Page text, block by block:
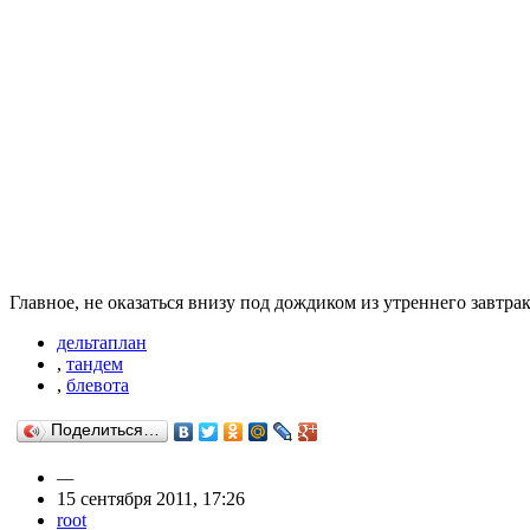
Главное, не оказаться внизу под дождиком из утреннего
дельтаплан
, тандем
, блевота
Поделиться…
—
15 сентября 2011, 17:26
root